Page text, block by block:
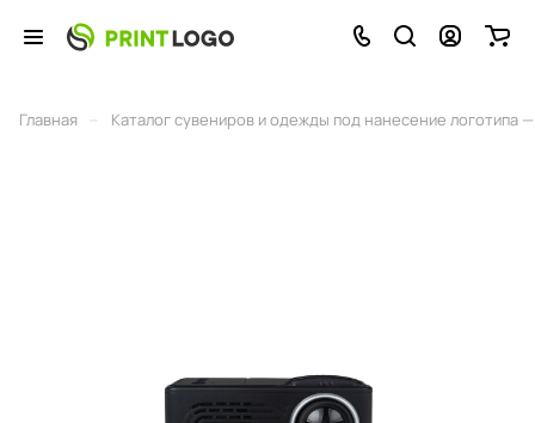
Главная Каталог сувениров и одежды под нанесение логотипа